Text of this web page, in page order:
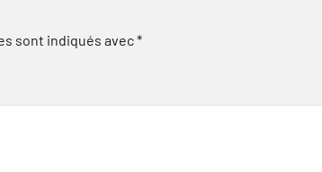
sont indiqués avec*